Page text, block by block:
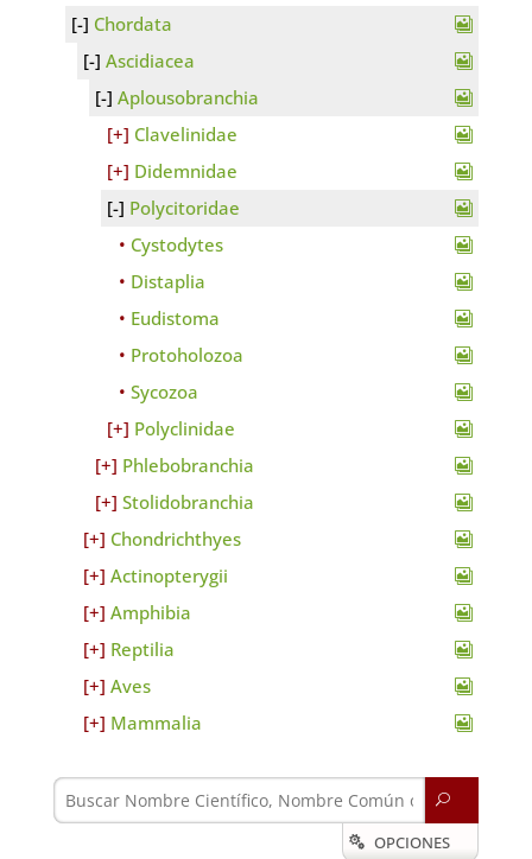
Chordata
Ascidiacea
Aplousobranchia
Clavelinidae
Didemnidae
Polycitoridae
Cystodytes
Distaplia
Eudistoma
Protoholozoa
Sycozoa
Polyclinidae
Phlebobranchia
Stolidobranchia
Chondrichthyes
Actinopterygii
Amphibia
Reptilia
Aves
Mammalia
U
 OPCIONES